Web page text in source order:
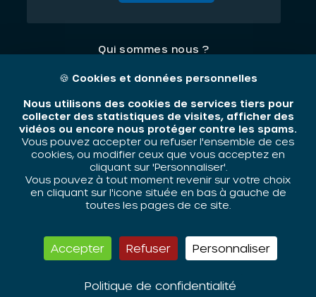
Qui sommes nous ?
Nos thématiques
Mentions légales
ORIV - 2026 / Tous droits réservés
🍪 Cookies et données personnelles
Nous utilisons des cookies de services tiers pour
collecter des statistiques de visites, afficher des
vidéos ou encore nous protéger contre les spams.
Vous pouvez accepter ou refuser l'ensemble de ces
cookies, ou modifier ceux que vous acceptez en
cliquant sur 'Personnaliser'.
Vous pouvez à tout moment revenir sur votre choix
en cliquant sur l'icone située en bas à gauche de
toutes les pages de ce site.
Accepter Refuser Personnaliser
Politique de confidentialité